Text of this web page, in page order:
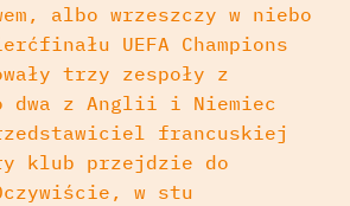
albo wrzeszczy w niebo
UEFA Champions
trzy zespoły z
dwa z Anglii i Niemiec
francuskiej
klub przejdzie do
w stu